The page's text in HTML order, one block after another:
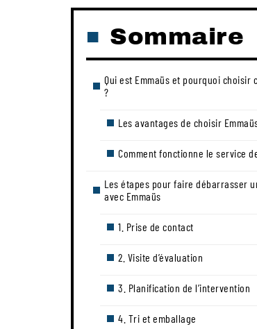
Sommaire
Qui est Emmaüs et pourquoi choisir
?
Les avantages de choisir
Comment fonctionne le service
Les étapes pour faire débarrasser
avec Emmaüs
1. Prise de contact
2. Visite d’évaluation
3. Planification de l’intervention
4. Tri et emballage